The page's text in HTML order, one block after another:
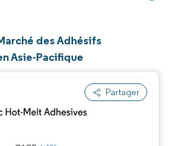
des Adhésifs
Asie-Pacifique
Partager